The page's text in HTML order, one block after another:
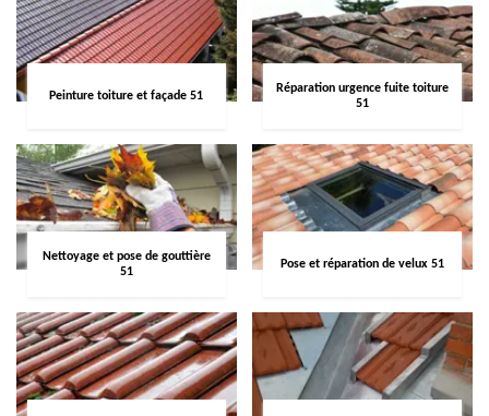
Peinture toiture et façade 51
Réparation urgence fuite toiture
51
Nettoyage et pose de gouttière
51
Pose et réparation de velux 51